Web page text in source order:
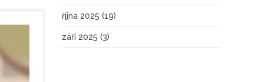
října 2025 (19)
září 2025 (3)